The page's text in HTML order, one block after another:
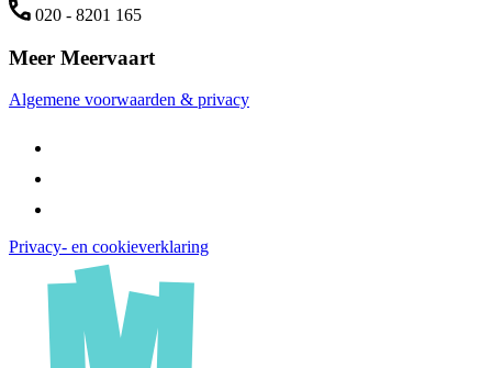
020 - 8201 165
Meer Meervaart
Algemene voorwaarden & privacy
Privacy- en cookieverklaring